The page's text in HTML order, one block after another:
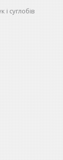
і суглобів